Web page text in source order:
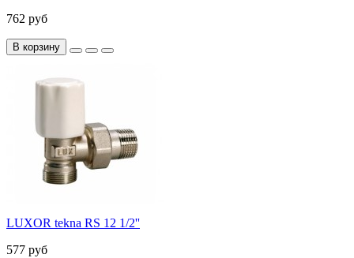
762 руб
В корзину
LUXOR tekna RS 12 1/2''
577 руб